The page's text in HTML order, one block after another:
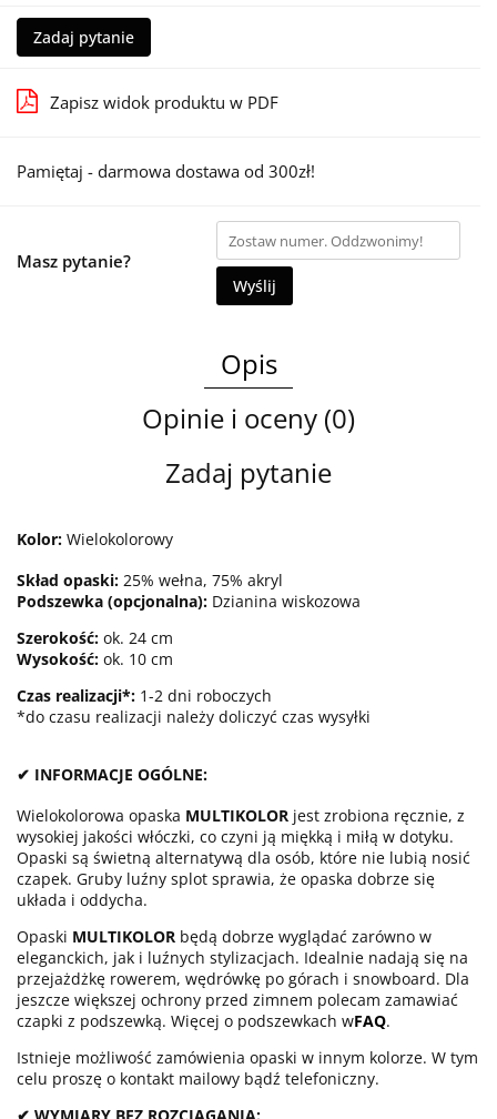
Zadaj pytanie
Zapisz widok produktu w PDF
Pamiętaj - darmowa dostawa od 300zł!
Masz pytanie?
Wyślij
Opis
Opinie i oceny (0)
Zadaj pytanie
Kolor: Wielokolorowy
Skład opaski: 25% wełna, 75% akryl
Podszewka (opcjonalna): Dzianina wiskozowa
Szerokość: ok. 24 cm
Wysokość: ok. 10 cm
Czas realizacji*: 1-2 dni roboczych
*do czasu realizacji należy doliczyć czas wysyłki
✔ INFORMACJE OGÓLNE:
Wielokolorowa opaska MULTIKOLOR jest zrobiona ręcznie, z
wysokiej jakości włóczki, co czyni ją miękką i miłą w dotyku.
Opaski są świetną alternatywą dla osób, które nie lubią nosić
czapek. Gruby luźny splot sprawia, że opaska dobrze się
układa i oddycha.
Opaski MULTIKOLOR będą dobrze wyglądać zarówno w
eleganckich, jak i luźnych stylizacjach. Idealnie nadają się na
przejażdżkę rowerem, wędrówkę po górach i snowboard. Dla
jeszcze większej ochrony przed zimnem polecam zamawiać
czapki z podszewką. Więcej o podszewkach wFAQ.
Istnieje możliwość zamówienia opaski w innym kolorze. W tym
celu proszę o kontakt mailowy bądź telefoniczny.